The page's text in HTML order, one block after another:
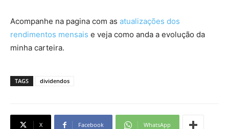
Acompanhe na pagina com as atualizações dos
rendimentos mensais e veja como anda a evolução da
minha carteira.
TAGS dividendos
X Facebook WhatsApp